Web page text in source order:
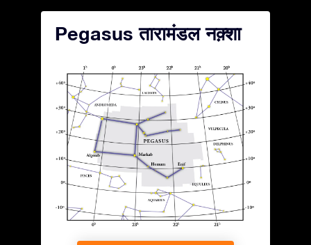
Pegasus तारामंडल नक़्शा